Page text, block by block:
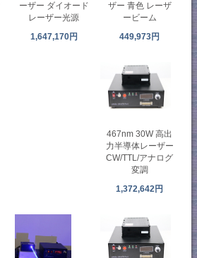
ーザー ダイオード
レーザー光源
1,647,170円
ザー 青色 レーザ
ービーム
449,973円
467nm 30W 高出
力半導体レーザー
CW/TTL/アナログ
変調
1,372,642円